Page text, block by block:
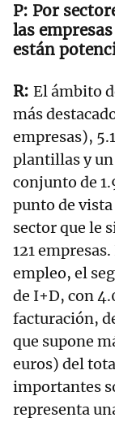
Por
las
están
El ámbito
más
empresas),
plantillas y
conjunto de
punto de
sector que le
121
empleo, el
de I+D, con
facturación,
que supone
euros) del
importantes
representa